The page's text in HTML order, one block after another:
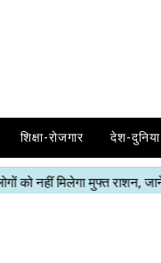
शिक्षा-रोजगार देश-दुनिया